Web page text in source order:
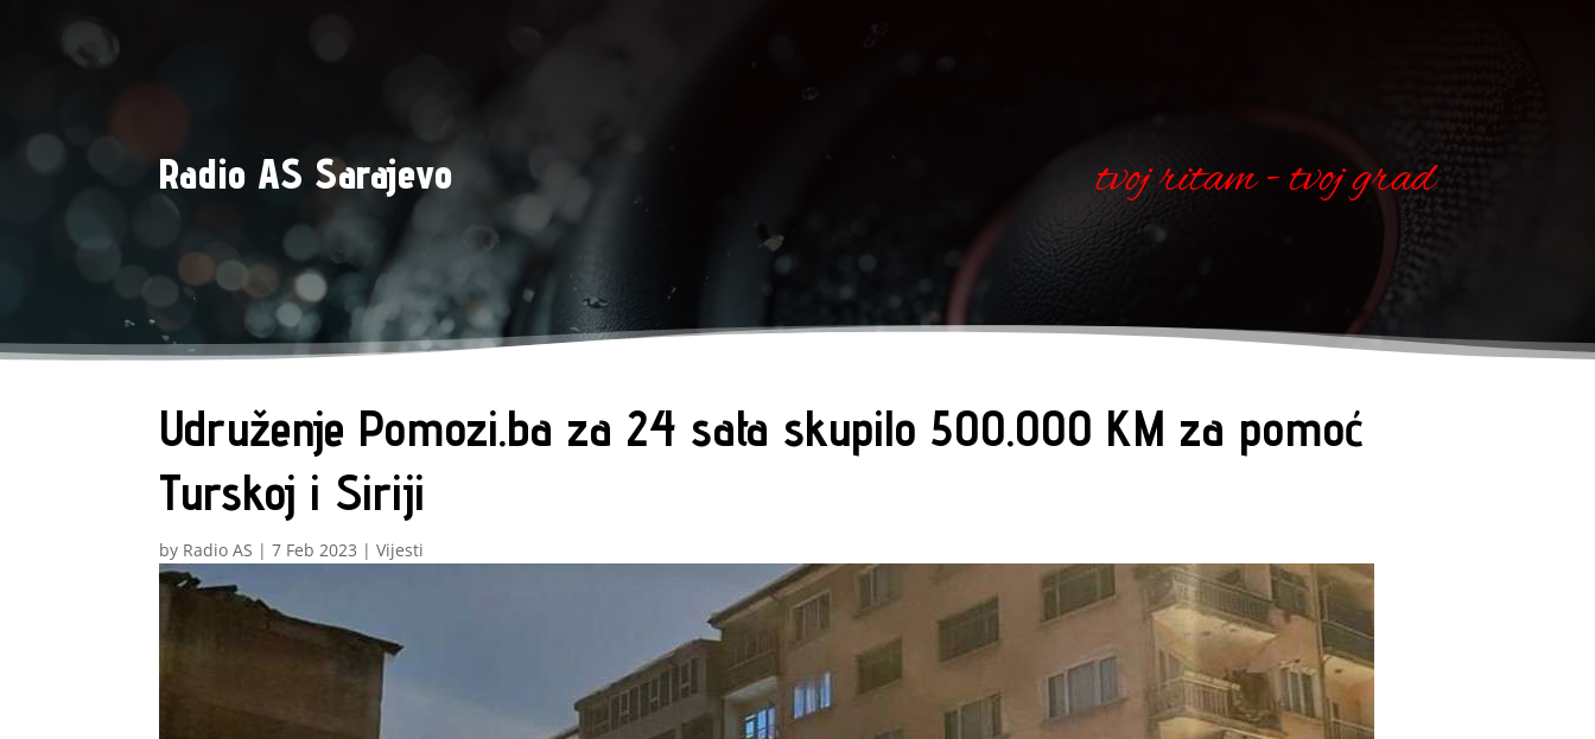
Radio AS Sarajevo tvoj ritam - tvoj grad
Udruženje Pomozi.ba za 24 sata skupilo 500.000 KM za pomoć
Turskoj i Siriji
by Radio AS |7 Feb 2023 |Vijesti